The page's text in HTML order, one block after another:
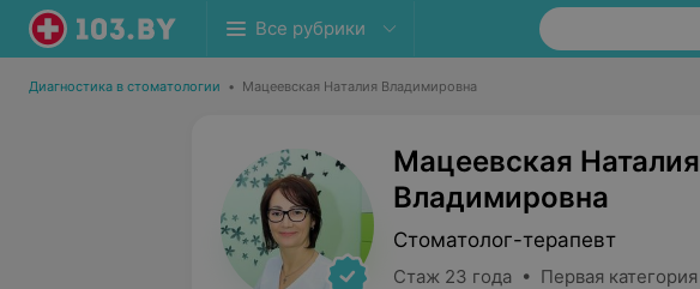
Все рубрики
Диагностика в стоматологии • Мацеевская Наталия Владимировна
Мацеевская Наталия
Владимировна
Стоматолог-терапевт
Стаж 23 года • Первая категория